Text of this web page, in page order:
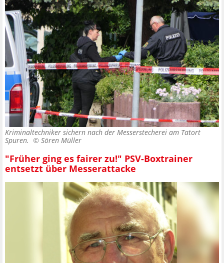
Kriminaltechniker sichern nach der Messerstecherei am Tatort
Spuren. © Sören Müller
"Früher ging es fairer zu!" PSV-Boxtrainer
entsetzt über Messerattacke